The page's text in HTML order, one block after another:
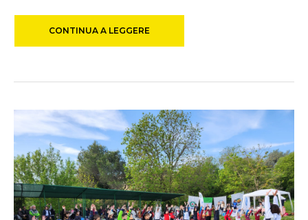
CONTINUA A LEGGERE